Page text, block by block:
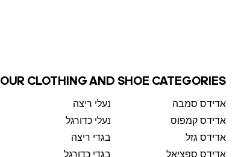
OUR CLOTHING AND SHOE CATEGORIES
אדידס סמבה נעלי ריצה
אדידס קמפוס
נעלי כדורגל
אדידס גזל
בגדי ריצה